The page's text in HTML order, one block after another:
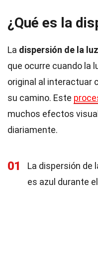
¿Qué es la
La dispersión de la luz
que ocurre cuando la
original al interactuar
su camino. Este
muchos efectos
diariamente.
01
La dispersión de
es azul durante